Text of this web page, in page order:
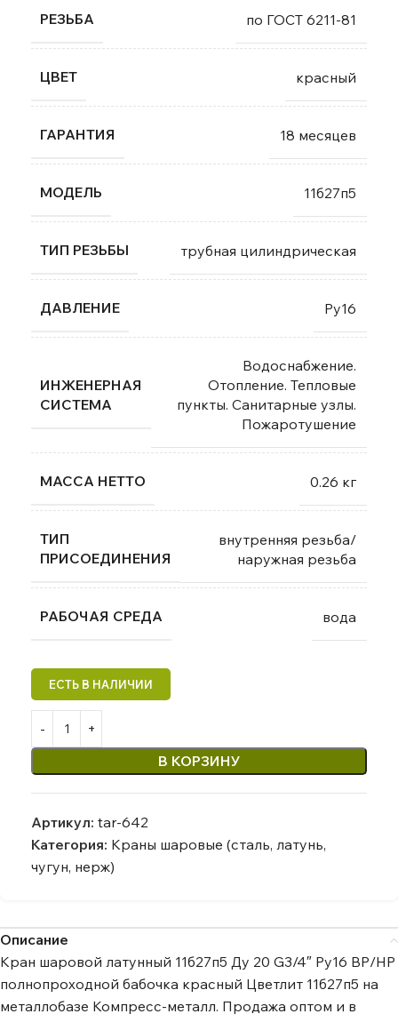
РЕЗЬБА по ГОСТ 6211-81
ЦВЕТ красный
ГАРАНТИЯ 18 месяцев
МОДЕЛЬ 11б27п5
ТИП РЕЗЬБЫ трубная цилиндрическая
ДАВЛЕНИЕ Ру16
ИНЖЕНЕРНАЯ
СИСТЕМА
Водоснабжение.
Отопление. Тепловые
пункты. Санитарные узлы.
Пожаротушение
МАССА НЕТТО 0.26 кг
ТИП
ПРИСОЕДИНЕНИЯ
внутренняя резьба/
наружная резьба
РАБОЧАЯ СРЕДА вода
В КОРЗИНУ
Артикул: tar-642
Категория: Краны шаровые (сталь, латунь,
чугун, нерж)
Описание
Кран шаровой латунный 11б27п5 Ду 20 G3/4″ Ру16 ВР/НР
полнопроходной бабочка красный Цветлит 11б27п5 на
металлобазе Компресс-металл. Продажа оптом и в